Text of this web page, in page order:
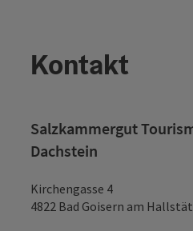
Kontakt
Salzkammergut
Dachstein
Kirchengasse 4
4822 Bad Goisern am